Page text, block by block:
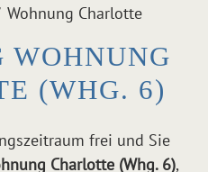
Wohnung Charlotte
WOHNUNG
(WHG. 6)
frei und Sie
Charlotte (Whg. 6),